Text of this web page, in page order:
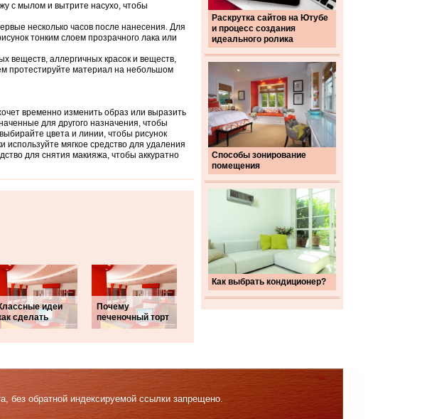
Раскрутка сайтов на Ютубе
и процесс создания
идеального ролика
Способы зонирование
помещения
Как выбрать кондиционер?
с мылом и вытрите насухо, чтобы
несколько часов после нанесения. Для
тонким слоем прозрачного лака или
веществ, аллергичных красок и веществ,
материал на небольшом
временно изменить образ или выразить
для другого назначения, чтобы
цвета и линии, чтобы рисунок
мягкое средство для удаления
для снятия макияжа, чтобы аккуратно
идеи
сделать
Почему
печеночный торт
без обратной индексируемой ссылки запрещено.